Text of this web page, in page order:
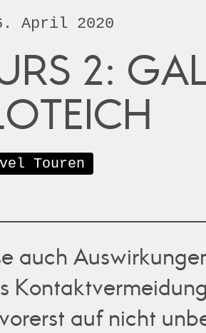
April 2020
2:
Touren
auch
auf nicht